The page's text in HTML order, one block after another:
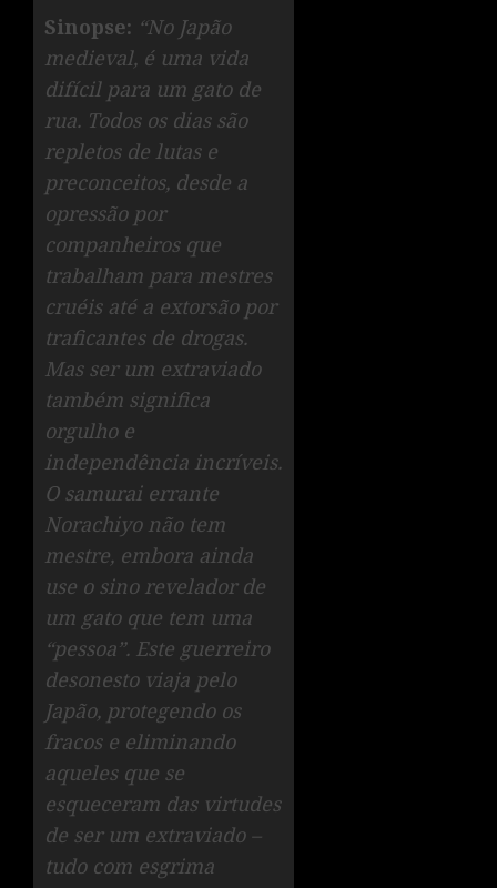
Sinopse: “No Japão
medieval, é uma vida
difícil para um gato de
rua. Todos os dias são
repletos de lutas e
preconceitos, desde a
opressão por
companheiros que
trabalham para mestres
cruéis até a extorsão por
traficantes de drogas.
Mas ser um extraviado
também significa
orgulho e
independência incríveis.
O samurai errante
Norachiyo não tem
mestre, embora ainda
use o sino revelador de
um gato que tem uma
“pessoa”. Este guerreiro
desonesto viaja pelo
Japão, protegendo os
fracos e eliminando
aqueles que se
esqueceram das virtudes
de ser um extraviado –
tudo com esgrima